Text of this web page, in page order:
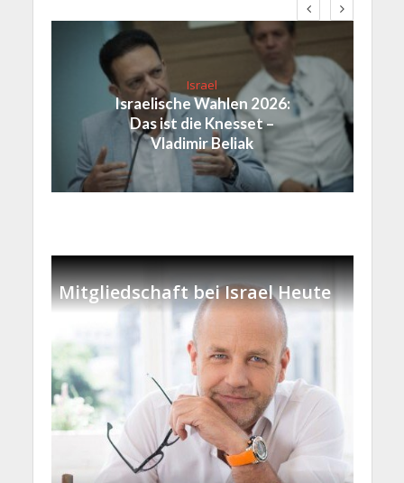
Israel
Israelische Wahlen 2026:
Das ist die Knesset –
Vladimir Beliak
Mitgliedschaft bei Israel Heute